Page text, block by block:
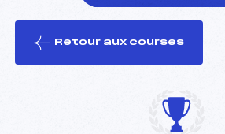
le ski
Retour aux courses